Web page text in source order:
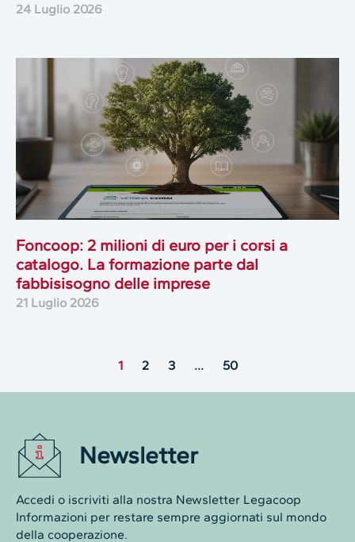
24 Luglio 2026
Foncoop: 2 milioni di euro per i corsi a
catalogo. La formazione parte dal
fabbisisogno delle imprese
21 Luglio 2026
1 2 3 … 50
Newsletter
Accedi o iscriviti alla nostra Newsletter Legacoop
Informazioni per restare sempre aggiornati sul mondo
della cooperazione.